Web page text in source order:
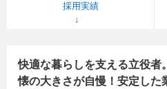
採用実績
快適な暮らしを支える立役者
懐の大きさが自慢！安定した